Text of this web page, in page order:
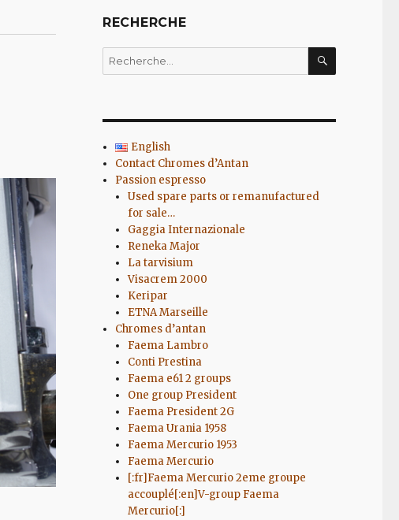
RECHERCHE
Recherche
pour
English
Contact Chromes d’Antan
Passion espresso
Used spare parts or remanufactured
for sale…
Gaggia Internazionale
Reneka Major
La tarvisium
Visacrem 2000
Keripar
ETNA Marseille
Chromes d’antan
Faema Lambro
Conti Prestina
Faema e61 2 groups
One group President
Faema President 2G
Faema Urania 1958
Faema Mercurio 1953
Faema Mercurio
[:fr]Faema Mercurio 2eme groupe
accouplé[:en]V-group Faema
Mercurio[:]